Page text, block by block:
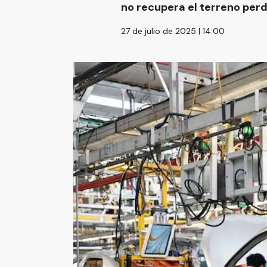
no recupera el terreno
27 de julio de 2025 | 14:00